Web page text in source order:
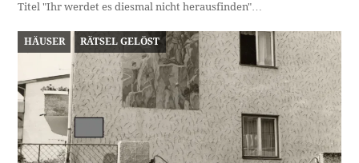
Titel "Ihr werdet es diesmal nicht herausfinden"…
HÄUSER RÄTSEL GELÖST